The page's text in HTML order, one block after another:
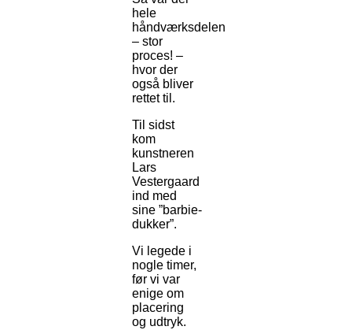
hele
håndværksdelen
– stor
proces! –
hvor der
også bliver
rettet til.
Til sidst
kom
kunstneren
Lars
Vestergaard
ind med
sine ”barbie-
dukker”.
Vi legede i
nogle timer,
før vi var
enige om
placering
og udtryk.